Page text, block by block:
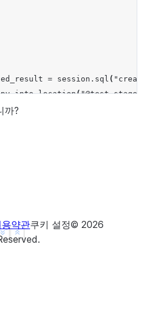
= session . sql (
(
input_bytes=8,
Show less
See more
까?
약관쿠키 설정© 2026
.